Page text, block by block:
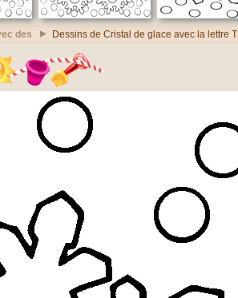
des Dessins de Cristal de glace avec la lettre T